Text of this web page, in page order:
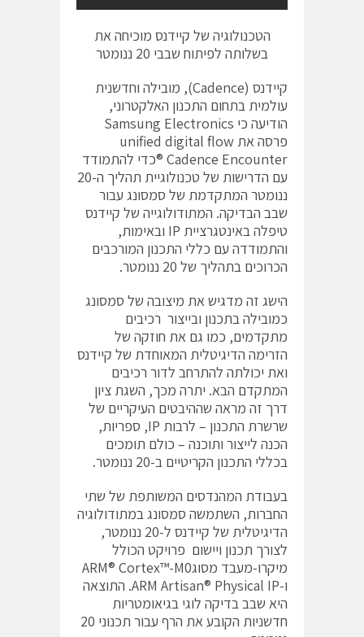
הטכנולוגיה של קיידנס מוכיחה את
בשלותה לפיתוח שבבי 20 ננומטר
קיידנס (Cadence), מובילה וחדשנית
עולמית בתחום התכנון האלקטרוני,
הודיעה כי Samsung Electronics
פרסה את unified digital flow
Cadence Encounter®כדי להתמודד
עם הדרישות של טכנולוגיית תהליך ה-20
ננומטר המתקדמת של סמסונג עבור
שבב הבדיקה. המתודולוגייה של קיידנס
טיפלה באינטגרציית IP ובאימות,
והתמודדה עם כללי התכנון המורכבים
הכרוכים בתהליך של 20 ננומטר.
הישג זה מדגיש את מיצובה של סמסונג
כמובילה בתכנון ובייצור רכיבים
מתקדמים, כמו גם את חוזקה של
הזרימה הדיגיטלית המאוחדת של קיידנס
ואת יכולתה להתרחב לדור רכיבים
המתקדם הבא. יתרה מכך, השגת ציון
דרך זה מראה שההיבטים העיקריים של
שרשרת התכנון – לרבות IP, ספריות,
הכנה לייצור ותוכנה – כולם תומכים
בכללי התכנון הקריטיים ב-20 ננומטר.
בעבודת המהנדסים המשותפת של שתי
החברות, השתמשה סמסונג במתודולוגיה
הדיגיטלית של קיידנס ל-20 ננומטר,
לצורך תכנון ויישום פרויקט הכולל
מיקרו-מעבד מסוגARM® Cortex™-M0
ו-ARM Artisan® Physical IP. התוצאה
היא שבב בדיקה לוגי בגיאומטריות
חדשניות הקובע את הרף עבור תכנוני 20